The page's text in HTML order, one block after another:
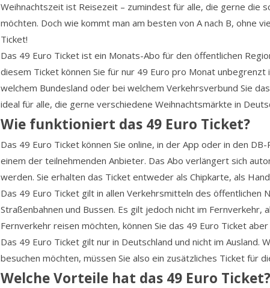
Weihnachtszeit ist Reisezeit – zumindest für alle, die gerne die
möchten. Doch wie kommt man am besten von A nach B, ohne
Ticket!
Das 49 Euro Ticket ist ein Monats-Abo für den öffentlichen
diesem Ticket können Sie für nur 49 Euro pro Monat unbegrenzt
welchem Bundesland oder bei welchem Verkehrsverbund Sie
ideal für alle, die gerne verschiedene Weihnachtsmärkte in
Wie funktioniert das 49 Euro Ticket?
Das 49 Euro Ticket können Sie online, in der App oder in den
einem der teilnehmenden Anbieter. Das Abo verlängert sich
werden. Sie erhalten das Ticket entweder als Chipkarte, als
Das 49 Euro Ticket gilt in allen Verkehrsmitteln des öffentlichen
Straßenbahnen und Bussen. Es gilt jedoch nicht im Fernverkehr,
Fernverkehr reisen möchten, können Sie das 49 Euro Ticket
Das 49 Euro Ticket gilt nur in Deutschland und nicht im Ausland.
besuchen möchten, müssen Sie also ein zusätzliches Ticket für
Welche Vorteile hat das 49 Euro Ticket?